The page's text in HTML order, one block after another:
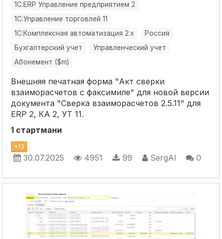
1С:ERP Управление предприятием 2
1С:Управление торговлей 11
1С:Комплексная автоматизация 2.х
Россия
Бухгалтерский учет
Управленческий учет
Абонемент ($m)
Внешняя печатная форма "Акт сверки
взаиморасчетов с факсимиле" для новой версии
документа "Сверка взаиморасчетов 2.5.11" для
ERP 2, КА 2, УТ 11.
1 стартмани
+13
30.07.2025 4951 99 SergAl 0